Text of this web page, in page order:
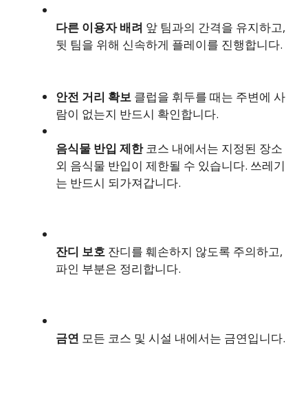
다른 이용자 배려 앞 팀과의 간격을 유지하고,
뒷 팀을 위해 신속하게 플레이를 진행합니다.
안전 거리 확보 클럽을 휘두를 때는 주변에 사
람이 없는지 반드시 확인합니다.
음식물 반입 제한코스 내에서는 지정된 장소
외 음식물 반입이 제한될 수 있습니다. 쓰레기
는 반드시 되가져갑니다.
잔디 보호 잔디를 훼손하지 않도록 주의하고,
파인 부분은 정리합니다.
금연 모든 코스 및 시설 내에서는 금연입니다.